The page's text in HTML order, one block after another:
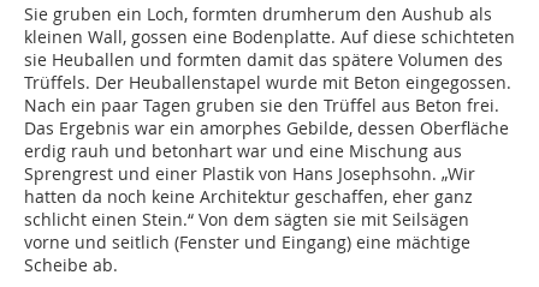
Sie gruben ein Loch, formten drumherum den Aushub als
kleinen Wall, gossen eine Bodenplatte. Auf diese schichteten
sie Heuballen und formten damit das spätere Volumen des
Trüffels. Der Heuballenstapel wurde mit Beton eingegossen.
Nach ein paar Tagen gruben sie den Trüffel aus Beton frei.
Das Ergebnis war ein amorphes Gebilde, dessen Oberfläche
erdig rauh und betonhart war und eine Mischung aus
Sprengrest und einer Plastik von Hans Josephsohn. „Wir
hatten da noch keine Architektur geschaffen, eher ganz
schlicht einen Stein.“ Von dem sägten sie mit Seilsägen
vorne und seitlich (Fenster und Eingang) eine mächtige
Scheibe ab.